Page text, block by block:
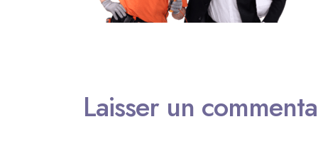
Laisser un